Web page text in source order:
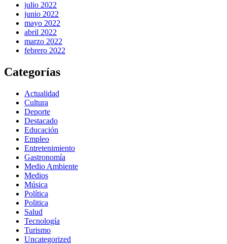
julio 2022
junio 2022
mayo 2022
abril 2022
marzo 2022
febrero 2022
Categorías
Actualidad
Cultura
Deporte
Destacado
Educación
Empleo
Entretenimiento
Gastronomía
Medio Ambiente
Medios
Música
Política
Politica
Salud
Tecnología
Turismo
Uncategorized